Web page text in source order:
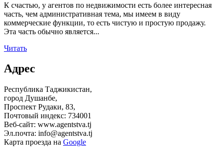
К счастью, у агентов по недвижимости есть более интересная
часть, чем административная тема, мы имеем в виду
коммерческие функции, то есть чистую и простую продажу.
Эта часть обычно является...
Читать
Адрес
Республика Таджикистан,
город Душанбе,
Проспект Рудаки, 83,
Почтовый индекс: 734001
Веб-сайт: www.agentstva.tj
Эл.почта: info@agentstva.tj
Карта проезда на Google